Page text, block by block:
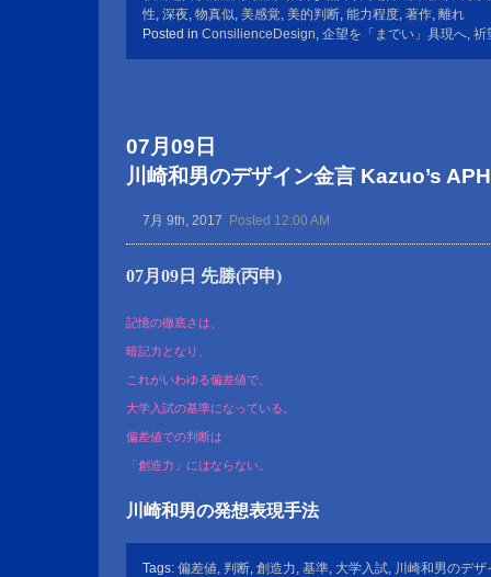
性, 深夜, 物真似, 美感覚, 美的判断, 能力程度, 著作, 離れ
Posted in ConsilienceDesign, 企望を「までい」具現へ, 祈
07月09日
川崎和男のデザイン金言 Kazuo’s
7月 9th, 2017 Posted 12:00 AM
07月09日 先勝(丙申)
記憶の徹底さは、
暗記力となり、
これがいわゆる偏差値で、
大学入試の基準になっている。
偏差値での判断は
「創造力」にはならない。
川崎和男の発想表現手法
Tags: 偏差値, 判断, 創造力, 基準, 大学入試, 川崎和男のデザ